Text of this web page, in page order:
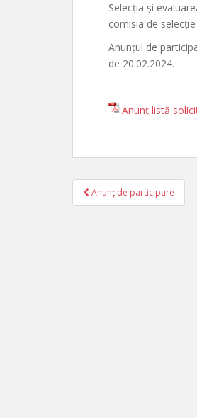
Selecția și
comisia de
Anunțul de
de 20.02.2024.
Anunț listă
Navigare în
Anunț de participare